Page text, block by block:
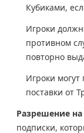
Кубиками,
Игроки
противном
повторно
Игроки
поставки от
Разрешение
подписки,